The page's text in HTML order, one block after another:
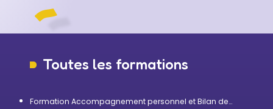
Toutes les formations
Formation Accompagnement personnel et Bilan de